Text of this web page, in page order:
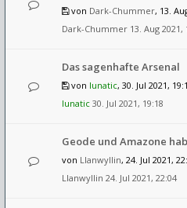
von Dark-Chummer, 13.
Dark-Chummer 13. Aug 2021,
Das sagenhafte Arsenal
von lunatic, 30. Jul 2021,
lunatic 30. Jul 2021, 19:18
Geode und Amazone
von Llanwyllin, 24. Jul 2021,
Llanwyllin 24. Jul 2021, 22:04